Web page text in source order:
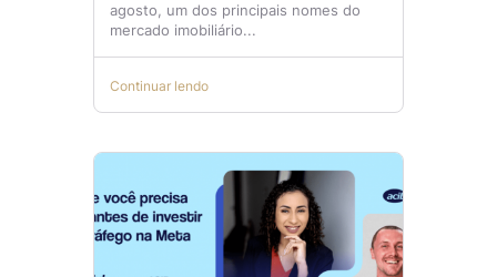
agosto, um dos principais nomes do
mercado imobiliário...
Continuar lendo